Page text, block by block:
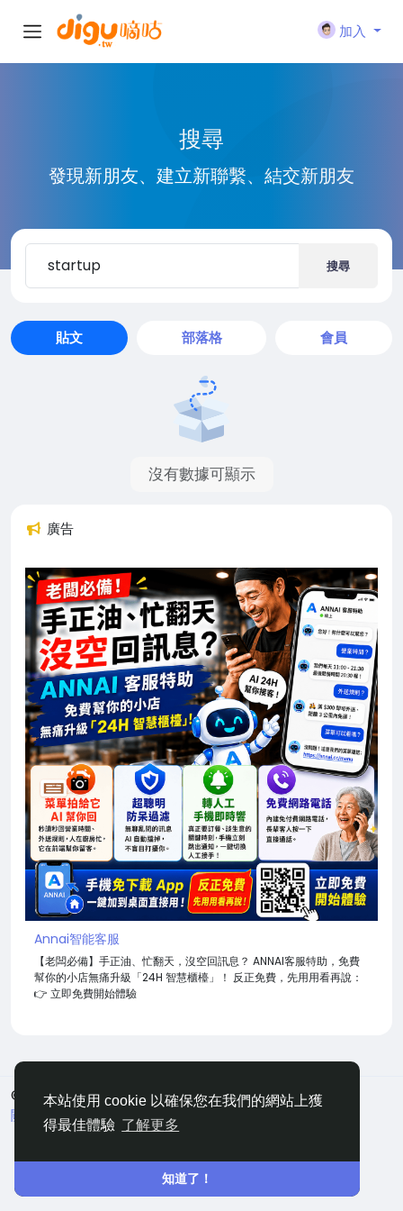
本站使用 cookie 以確保您在我們的網站上獲
得最佳體驗 了解更多
知道了！
加入
搜尋
發現新朋友、建立新聯繫、結交新朋友
搜尋
貼文 部落格 會員
沒有數據可顯示
廣告
Annai智能客服
【老闆必備】手正油、忙翻天，沒空回訊息？ ANNAI客服特助，免費
幫你的小店無痛升級「24H 智慧櫃檯」！ 反正免費，先用用看再說：
👉 立即免費開始體驗
© 2026 嘀咕
中文
關於
條款 隱私 聯絡 網站地圖